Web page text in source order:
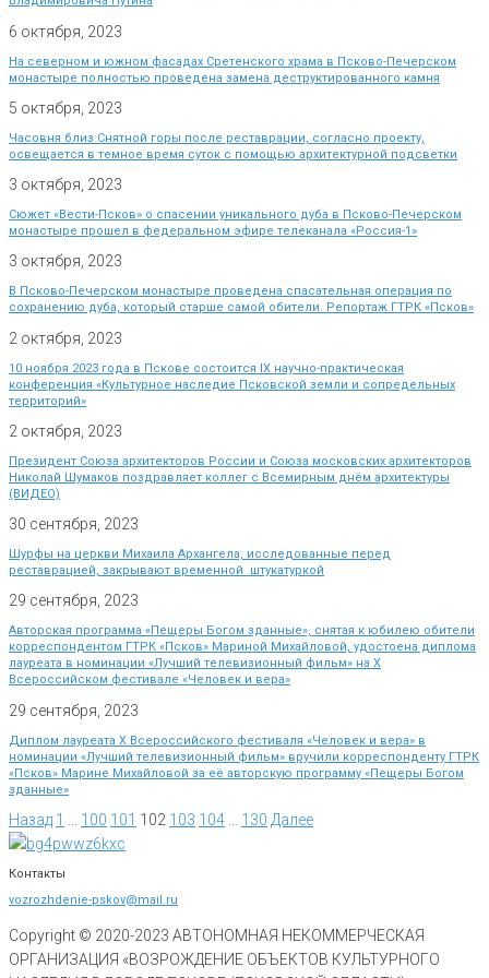
6 октября, 2023
На северном и южном фасадах Сретенского храма в Псково-Печерском
монастыре полностью проведена замена деструктированного камня
5 октября, 2023
Часовня близ Снятной горы после реставрации, согласно проекту,
освещается в темное время суток с помощью архитектурной подсветки
3 октября, 2023
Сюжет «Вести-Псков» о спасении уникального дуба в Псково-Печерском
монастыре прошел в федеральном эфире телеканала «Россия-1»
3 октября, 2023
В Псково-Печерском монастыре проведена спасательная операция по
сохранению дуба, который старше самой обители. Репортаж ГТРК «Псков»
2 октября, 2023
10 ноября 2023 года в Пскове состоится IX научно-практическая
конференция «Культурное наследие Псковской земли и сопредельных
территорий»
2 октября, 2023
Президент Союза архитекторов России и Союза московских архитекторов
Николай Шумаков поздравляет коллег с Всемирным днём архитектуры
(ВИДЕО)
30 сентября, 2023
Шурфы на церкви Михаила Архангела, исследованные перед
реставрацией, закрывают временной штукатуркой
29 сентября, 2023
Авторская программа «Пещеры Богом зданные», снятая к юбилею обители
корреспондентом ГТРК «Псков» Мариной Михайловой, удостоена диплома
лауреата в номинации «Лучший телевизионный фильм» на Х
Всероссийском фестивале «Человек и вера»
29 сентября, 2023
Диплом лауреата X Всероссийского фестиваля «Человек и вера» в
номинации «Лучший телевизионный фильм» вручили корреспонденту ГТРК
«Псков» Марине Михайловой за её авторскую программу «Пещеры Богом
зданные»
Назад 1 100 101 102 103 104 130 Далее
Контакты
vozrozhdenie-pskov@mail.ru
Copyright © 2020-2023 АВТОНОМНАЯ НЕКОММЕРЧЕСКАЯ
ОРГАНИЗАЦИЯ «ВОЗРОЖДЕНИЕ ОБЪЕКТОВ КУЛЬТУРНОГО